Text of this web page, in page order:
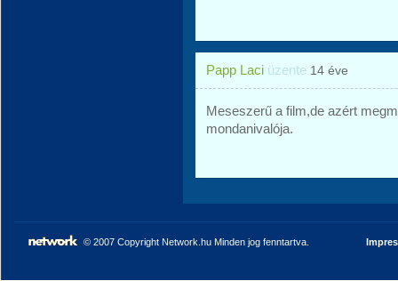
Papp Laci üzente 14 éve
Meseszerű a film,de azért
mondanivalója.
© 2007 Copyright Network.hu Minden jog fenntartva.